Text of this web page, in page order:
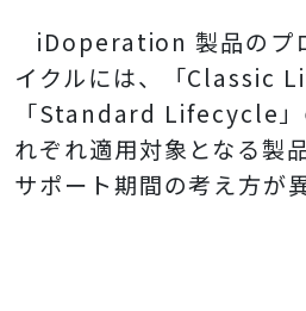
iDoperation 製品のプ
イクルには、「Classic
「Standard Lifecycle」
れぞれ適用対象となる製
サポート期間の考え方が